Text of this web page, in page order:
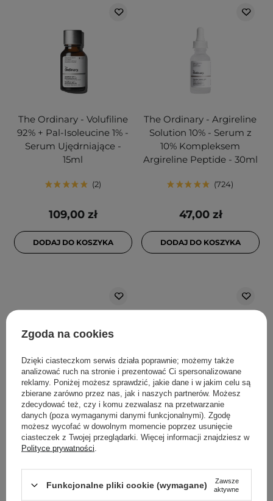
The Ordinary - Volufiline
92% + Pal-Isoleucine 1% -
Serum Ujędrniające -
15ml
2
109,00 zł
DODAJ DO KOSZYKA
The Ordinary - Argireline
Solution 10% - Serum z
10% Kompleksem
Argireline Peptide - 30ml
724
47,00 zł
DODAJ DO KOSZYKA
PROMOCJA BESTSELLER
Medik8 - Crystal Retinal 3
- Stabilne Serum
Przeciwstarzeniowe o
Średniej Mocy - 30ml
WYBÓR KOSMETOLOGA
Geek & Gorgeous - B-
Bomb - Serum z
Niacynamidem 10% -
30ml
Zgoda na cookies
Dzięki ciasteczkom serwis działa poprawnie; możemy także
analizować ruch na stronie i prezentować Ci spersonalizowane
reklamy. Poniżej możesz sprawdzić, jakie dane i w jakim celu są
zbierane zarówno przez nas, jak i naszych partnerów. Możesz
zdecydować też, czy i komu zezwalasz na przetwarzanie
danych (poza wymaganymi danymi funkcjonalnymi). Zgodę
możesz wycofać w dowolnym momencie poprzez usunięcie
ciasteczek z Twojej przeglądarki. Więcej informacji znajdziesz w
Polityce prywatności
Funkcjonalne pliki cookie (wymagane)
Zawsze
aktywne